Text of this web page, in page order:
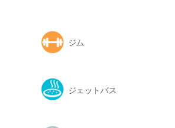
ジム
ジェットバス